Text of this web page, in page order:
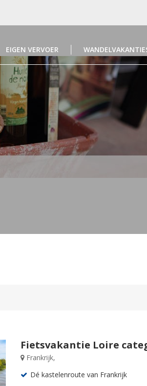
EIGEN VERVOER
Fietsvakantie Loire
Frankrijk,
Dé kastelenroute van Frankrijk